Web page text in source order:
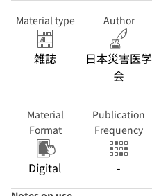
Material type
雑誌
Author
日本災害医学
会
Material
Format
Digital
Publication
Frequency
-